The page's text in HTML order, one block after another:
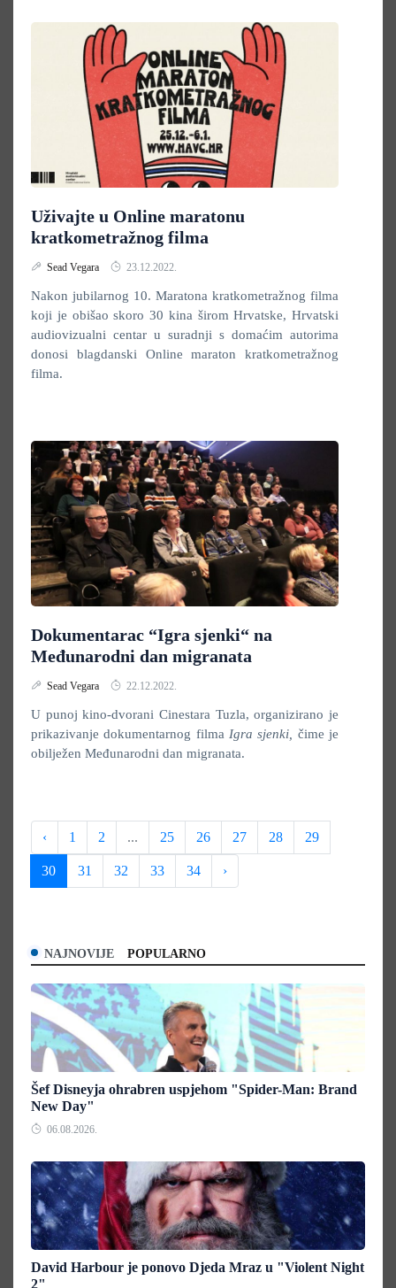
Uživajte u Online maratonu
kratkometražnog filma
Sead Vegara 23.12.2022.
Nakon jubilarnog 10. Maratona kratkometražnog filma
koji je obišao skoro 30 kina širom Hrvatske, Hrvatski
audiovizualni centar u suradnji s domaćim autorima
donosi blagdanski Online maraton kratkometražnog
filma.
Dokumentarac “Igra sjenki“ na
Međunarodni dan migranata
Sead Vegara 22.12.2022.
U punoj kino-dvorani Cinestara Tuzla, organizirano je
prikazivanje dokumentarnog filma Igra sjenki, čime je
obilježen Međunarodni dan migranata.
‹ 1 2 ... 25 26 27 28 29
30 31 32 33 34 ›
NAJNOVIJE POPULARNO
Šef Disneyja ohrabren uspjehom "Spider-Man: Brand
New Day"
06.08.2026.
David Harbour je ponovo Djeda Mraz u "Violent Night
2"